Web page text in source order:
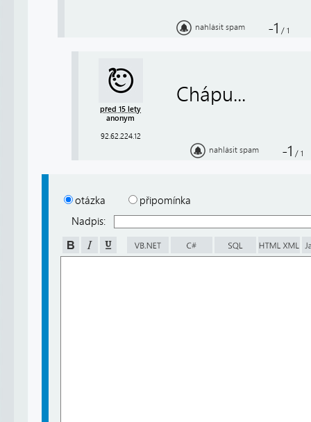
nahlásit spam -1 / 1
před 15 lety
anonym
92.62.224.12
Chápu...
nahlásit spam -1 / 1
otázka
připomínka
Nadpis: